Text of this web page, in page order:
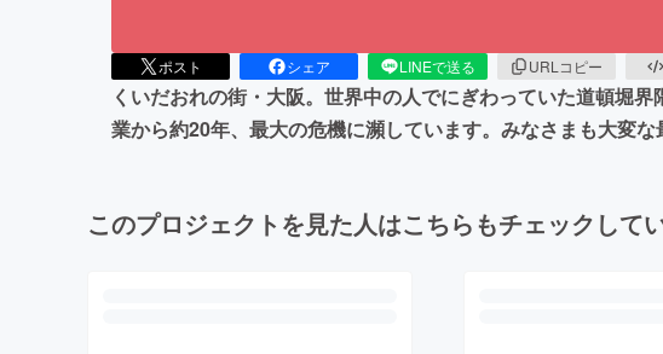
ポスト シェア LINEで送る URLコピー
くいだおれの街・大阪。世界中の人でにぎわっていた道頓堀
業から約20年、最大の危機に瀕しています。みなさまも大変
このプロジェクトを見た人はこちらもチェックして